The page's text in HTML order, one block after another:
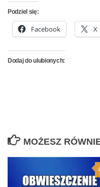
Podziel się:
Facebook X
Dodaj do ulubionych:
MOŻESZ